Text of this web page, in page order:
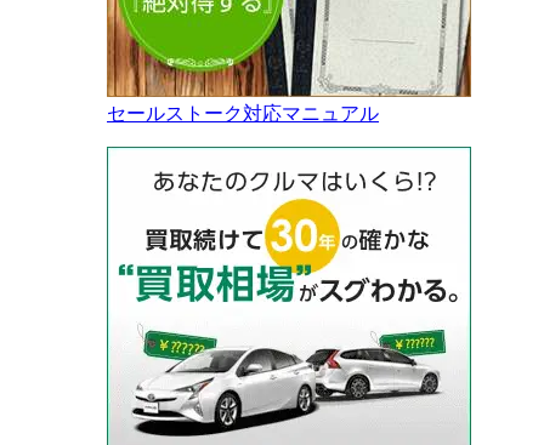
セールストーク対応マニュアル